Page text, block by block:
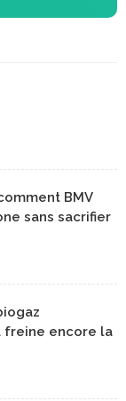
BMV
sans sacrifier
freine encore la